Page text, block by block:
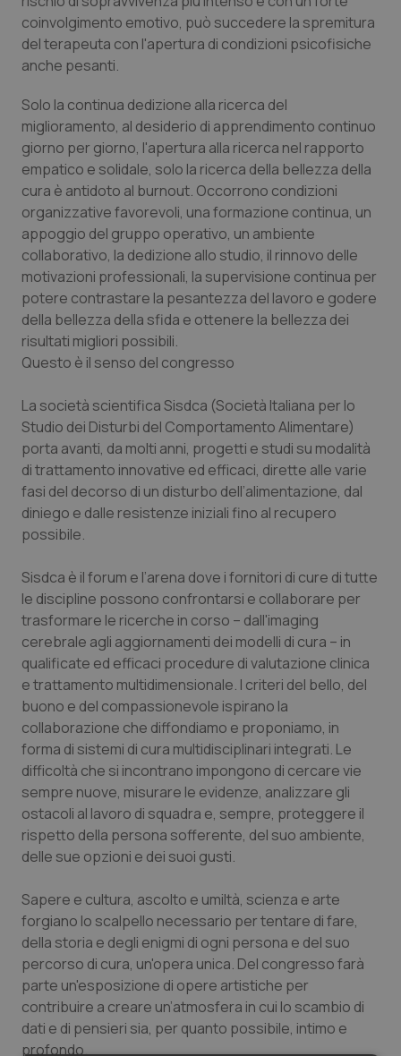
Tumore al seno
Tumore ovarico
Tumori del Polmone & Testa Collo
Tumori gastrointestinali
Ulcera & Reflusso
Vaccini
coinvolgimento emotivo, può succedere la spremitura
del terapeuta con l'apertura di condizioni psicofisiche
anche pesanti.
Solo la continua dedizione alla ricerca del
miglioramento, al desiderio di apprendimento continuo
giorno per giorno, l'apertura alla ricerca nel rapporto
empatico e solidale, solo la ricerca della bellezza della
cura è antidoto al burnout. Occorrono condizioni
organizzative favorevoli, una formazione continua, un
appoggio del gruppo operativo, un ambiente
collaborativo, la dedizione allo studio, il rinnovo delle
motivazioni professionali, la supervisione continua per
potere contrastare la pesantezza del lavoro e godere
della bellezza della sfida e ottenere la bellezza dei
risultati migliori possibili.
Questo è il senso del congresso
La società scientifica Sisdca (Società Italiana per lo
Studio dei Disturbi del Comportamento Alimentare)
porta avanti, da molti anni, progetti e studi su modalità
di trattamento innovative ed efficaci, dirette alle varie
fasi del decorso di un disturbo dell’alimentazione, dal
diniego e dalle resistenze iniziali fino al recupero
possibile.
Sisdca è il forum e l’arena dove i fornitori di cure di tutte
le discipline possono confrontarsi e collaborare per
trasformare le ricerche in corso – dall'imaging
cerebrale agli aggiornamenti dei modelli di cura – in
qualificate ed efficaci procedure di valutazione clinica
e trattamento multidimensionale. I criteri del bello, del
buono e del compassionevole ispirano la
collaborazione che diffondiamo e proponiamo, in
forma di sistemi di cura multidisciplinari integrati. Le
difficoltà che si incontrano impongono di cercare vie
sempre nuove, misurare le evidenze, analizzare gli
ostacoli al lavoro di squadra e, sempre, proteggere il
rispetto della persona sofferente, del suo ambiente,
delle sue opzioni e dei suoi gusti.
Sapere e cultura, ascolto e umiltà, scienza e arte
forgiano lo scalpello necessario per tentare di fare,
della storia e degli enigmi di ogni persona e del suo
percorso di cura, un'opera unica. Del congresso farà
parte un'esposizione di opere artistiche per
contribuire a creare un’atmosfera in cui lo scambio di
dati e di pensieri sia, per quanto possibile, intimo e
profondo.